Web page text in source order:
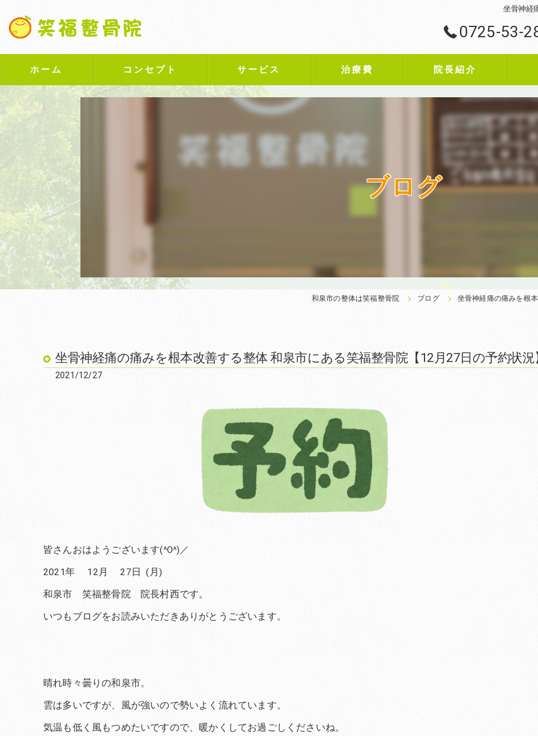
坐骨神経
0725-53-
ホーム コンセプト サービス 治療費 院長紹介
ブログ
和泉市の整体は笑福整骨院 ブログ 坐骨神経痛の痛みを根
坐骨神経痛の痛みを根本改善する整体 和泉市にある笑福整骨院【12月27日の予約状況
2021/12/27
皆さんおはようございます(^O^)／
2021年 12月 27日 (月)
和泉市 笑福整骨院 院長村西です。
いつもブログをお読みいただきありがとうございます。
晴れ時々曇りの和泉市。
雲は多いですが、風が強いので勢いよく流れています。
気温も低く風もつめたいですので、暖かくしてお過ごしくださいね。